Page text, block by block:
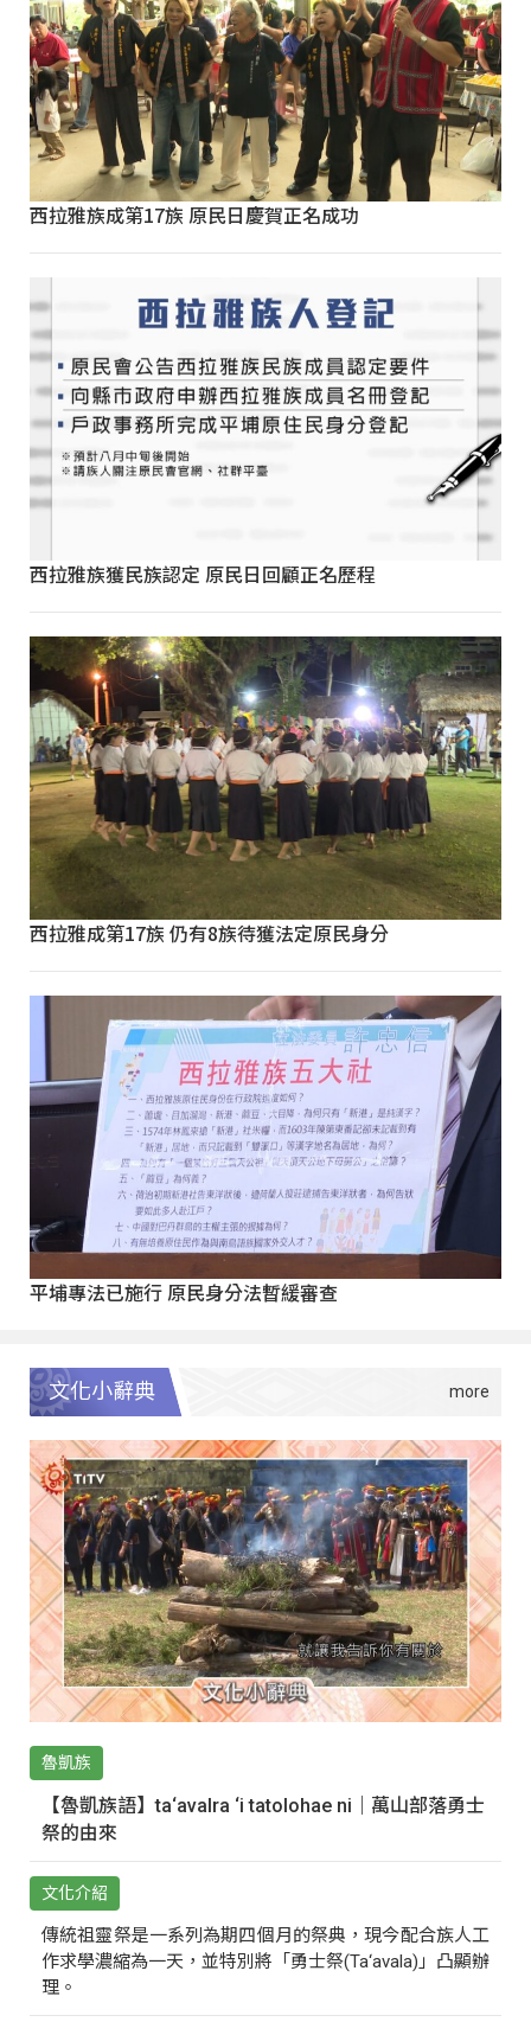
西拉雅族成第17族 原民日慶賀正名成功
西拉雅族獲民族認定 原民日回顧正名歷程
西拉雅成第17族 仍有8族待獲法定原民身分
平埔專法已施行 原民身分法暫緩審查
文化小辭典
魯凱族
【魯凱族語】ta‘avalra ‘i tatolohae ni｜萬山部落勇士
祭的由來
文化介紹
傳統祖靈祭是一系列為期四個月的祭典，現今配合族人工
作求學濃縮為一天，並特別將「勇士祭(Ta‘avala)」凸顯辦
理。